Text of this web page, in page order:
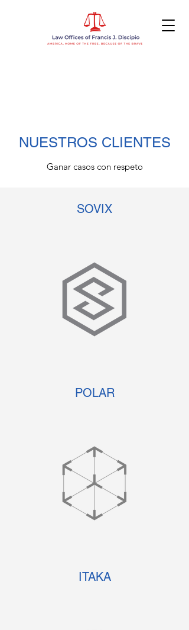
NUESTROS CLIENTES
Ganar casos con respeto
SOVIX
POLAR
ITAKA